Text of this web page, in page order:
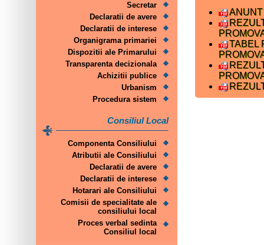
Secretar
Declaratii de avere
Declaratii de interese
Organigrama primariei
Dispozitii ale Primarului
Transparenta decizionala
Achizitii publice
Urbanism
Procedura sistem
Consiliul Local
Componenta Consiliului
Atributii ale Consiliului
Declaratii de avere
Declaratii de interese
Hotarari ale Consiliului
Comisii de specialitate ale
consiliului local
Proces verbal sedinta
Consiliul local
TABEL